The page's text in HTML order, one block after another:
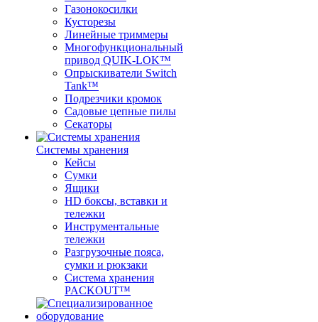
Газонокосилки
Кусторезы
Линейные триммеры
Многофункциональный
привод QUIK-LOK™
Опрыскиватели Switch
Tank™
Подрезчики кромок
Садовые цепные пилы
Секаторы
Системы хранения
Кейсы
Сумки
Ящики
HD боксы, вставки и
тележки
Инструментальные
тележки
Разгрузочные пояса,
сумки и рюкзаки
Система хранения
PACKOUT™